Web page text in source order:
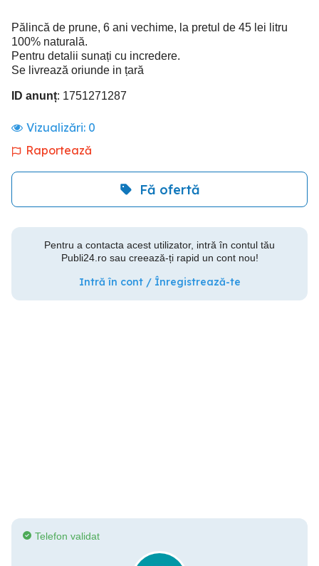
Pălincă de prune, 6 ani vechime, la pretul de 45 lei litru
100% naturală.
Pentru detalii sunați cu incredere.
Se livrează oriunde in țară
ID anunț: 1751271287
Vizualizări: 0
Raportează
Fă ofertă
Pentru a contacta acest utilizator, intră în contul tău
Publi24.ro sau creează-ți rapid un cont nou!
Intră în cont / Înregistrează-te
Telefon validat